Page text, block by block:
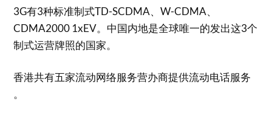
3G有3种标准制式TD-SCDMA、W-CDMA、
CDMA2000 1xEV。中国内地是全球唯一的发出这3个
制式运营牌照的国家。
香港共有五家流动网络服务营办商提供流动电话服务
。